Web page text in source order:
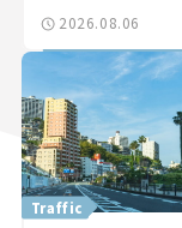
2026.08.06
Traffic